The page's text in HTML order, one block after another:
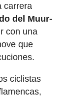
carrera
del Muur-
con una
que
ciclistas